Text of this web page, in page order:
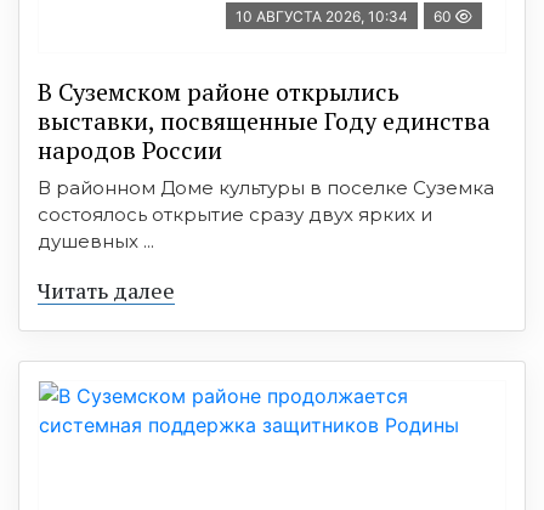
10 АВГУСТА 2026, 10:34 60
В Суземском районе открылись
выставки, посвященные Году единства
народов России
В районном Доме культуры в поселке Суземка
состоялось открытие сразу двух ярких и
душевных ...
Читать далее